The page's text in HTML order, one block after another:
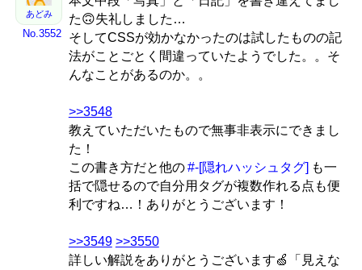
あどみ
No.3552
た🙃失礼しました…
そしてCSSが効かなかったのは試したものの記
法がことごとく間違っていたようでした。。そ
んなことがあるのか。。
>>3548
教えていただいたもので無事非表示にできまし
た！
この書き方だと他の#-[隠れハッシュタグ] も一
括で隠せるので自分用タグが複数作れる点も便
利ですね…！ありがとうございます！
>>3549 >>3550
詳しい解説をありがとうございます🍏「見えな